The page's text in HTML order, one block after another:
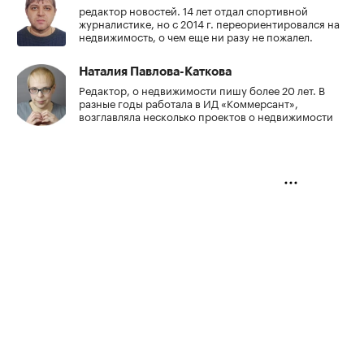
редактор новостей. 14 лет отдал спортивной
журналистике, но с 2014 г. переориентировался на
недвижимость, о чем еще ни разу не пожалел.
Наталия Павлова-Каткова
Редактор, о недвижимости пишу более 20 лет. В
разные годы работала в ИД «Коммерсант»,
возглавляла несколько проектов о недвижимости